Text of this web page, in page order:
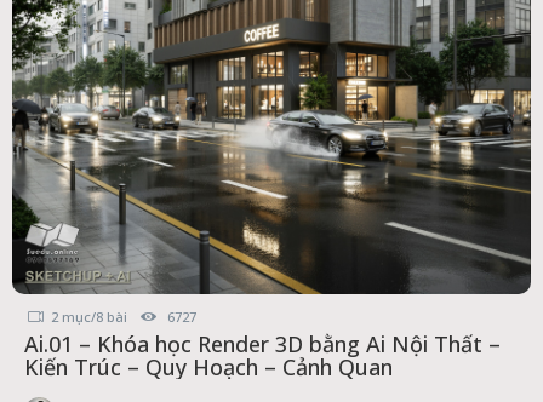
2 mục/8 bài 6727
Ai.01 – Khóa học Render 3D bằng Ai Nội Thất –
Kiến Trúc – Quy Hoạch – Cảnh Quan